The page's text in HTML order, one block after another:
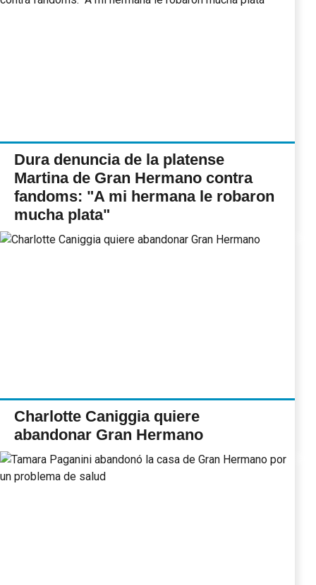
Dura denuncia de la platense
Martina de Gran Hermano contra
fandoms: "A mi hermana le robaron
mucha plata"
Charlotte Caniggia quiere
abandonar Gran Hermano